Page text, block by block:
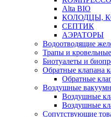
Alta BIO
КОЛОДЦЫ,
СЕПТИК
АЭРАТОРЫ
Водоотводящие
Трапы и
Биотуалеты и
Обратные клапана
Обратные
Воздушные
Воздушные
Воздушные
Сопутствующие